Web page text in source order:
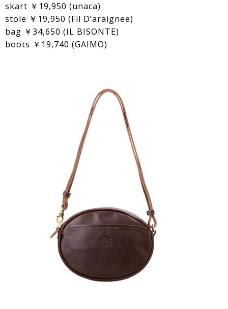
skart ￥19,950 (unaca)
stole ￥19,950 (Fil D’araignee)
bag ￥34,650 (IL BISONTE)
boots ￥19,740 (GAIMO)